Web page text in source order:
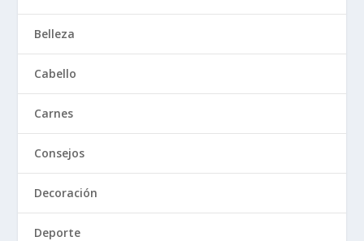
Belleza
Cabello
Carnes
Consejos
Decoración
Deporte